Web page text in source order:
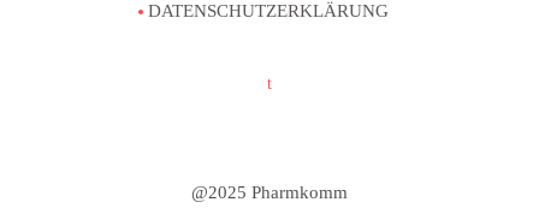
DATENSCHUTZERKLÄRUNG
@2025 Pharmkomm